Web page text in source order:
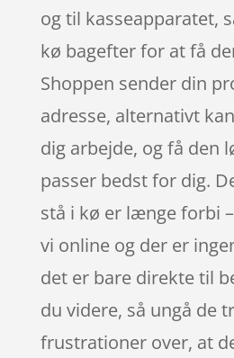
og til kasseapparatet,
kø bagefter for at få
Shoppen sender din
adresse, alternativt
dig arbejde, og få den
passer bedst for dig.
stå i kø er længe forbi
vi online og der er
det er bare direkte til
du videre, så ungå de
frustrationer over, at